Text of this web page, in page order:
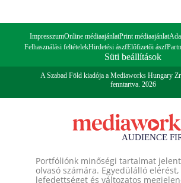
ImpresszumOnline médiaajánlatPrint médiaajánlat
Felhasználási feltételekHirdetési ászfElőfizetői ászf
Süti beállítások
A Szabad Föld kiadója a Mediaworks Hungary
fenntartva. 2026
Portfóliónk minőségi tartalmat
olvasó számára. Egyedülálló elérést,
lefedettséget és változatos